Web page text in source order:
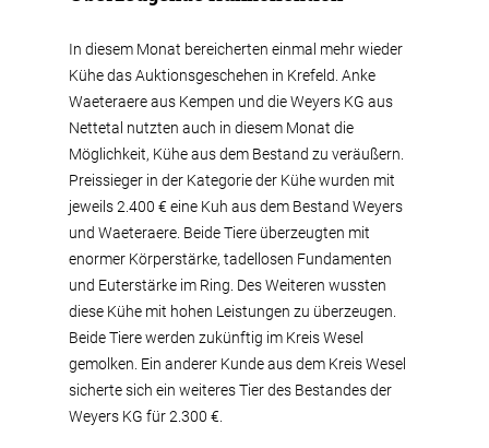
In diesem Monat bereicherten einmal mehr wieder
Kühe das Auktionsgeschehen in Krefeld. Anke
Waeteraere aus Kempen und die Weyers KG aus
Nettetal nutzten auch in diesem Monat die
Möglichkeit, Kühe aus dem Bestand zu veräußern.
Preissieger in der Kategorie der Kühe wurden mit
jeweils 2.400 € eine Kuh aus dem Bestand Weyers
und Waeteraere. Beide Tiere überzeugten mit
enormer Körperstärke, tadellosen Fundamenten
und Euterstärke im Ring. Des Weiteren wussten
diese Kühe mit hohen Leistungen zu überzeugen.
Beide Tiere werden zukünftig im Kreis Wesel
gemolken. Ein anderer Kunde aus dem Kreis Wesel
sicherte sich ein weiteres Tier des Bestandes der
Weyers KG für 2.300 €.